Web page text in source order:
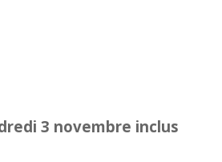
3 novembre inclus